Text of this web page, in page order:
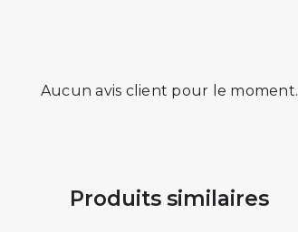
Aucun avis client pour le moment.
Produits similaires